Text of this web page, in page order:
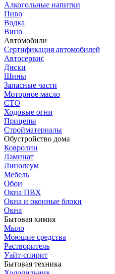
Алкогольные напитки
Пиво
Водка
Вино
Автомобили
Сертификация автомобилей
Автосервис
Диски
Шины
Запасные части
Моторное масло
СТО
Ходовые огни
Прицепы
Стройматериалы
Обустройство дома
Ковролин
Ламинат
Линолеум
Мебель
Обои
Окна ПВХ
Окна и оконные блоки
Окна
Бытовая химия
Мыло
Моющие средства
Растворитель
Уайт-спирит
Бытовая техника